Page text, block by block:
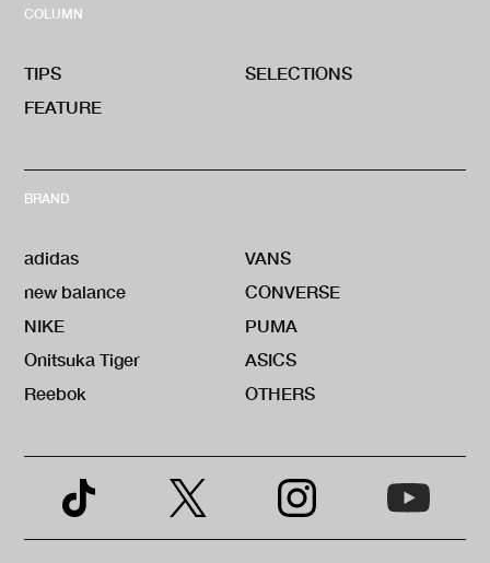
COLUMN
TIPS
SELECTIONS
FEATURE
BRAND
adidas
VANS
new balance
CONVERSE
NIKE
PUMA
Onitsuka Tiger
ASICS
Reebok
OTHERS